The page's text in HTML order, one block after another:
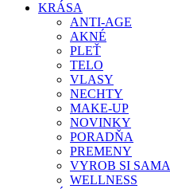
KRÁSA
ANTI-AGE
AKNÉ
PLEŤ
TELO
VLASY
NECHTY
MAKE-UP
NOVINKY
PORADŇA
PREMENY
VYROB SI SAMA
WELLNESS